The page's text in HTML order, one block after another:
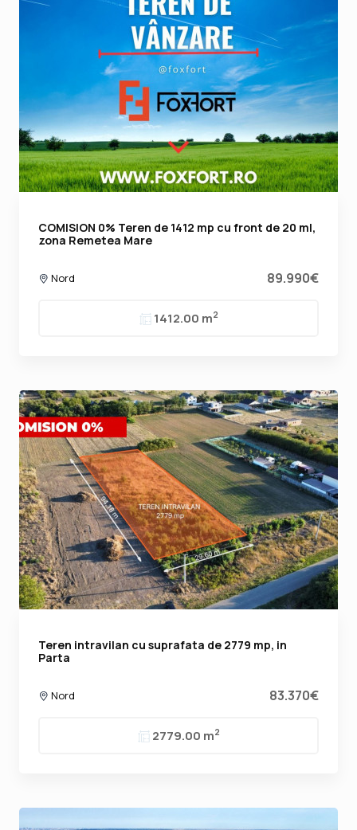
COMISION 0% Teren de 1412 mp cu front de 20 ml,
zona Remetea Mare
Nord 89.990€
1412.00 m2
Teren intravilan cu suprafata de 2779 mp, in
Parta
Nord 83.370€
2779.00 m2